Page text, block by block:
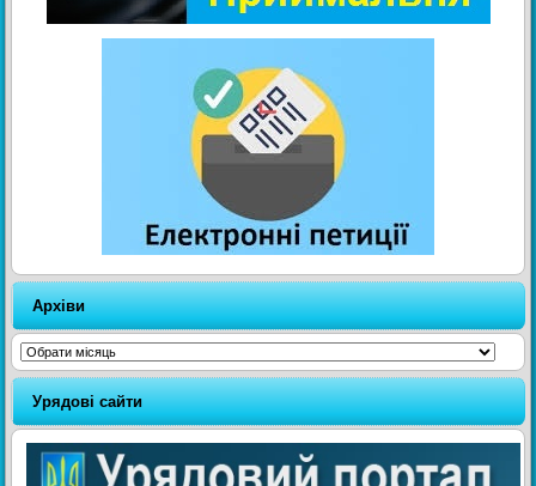
Архіви
Архіви
Урядові сайти